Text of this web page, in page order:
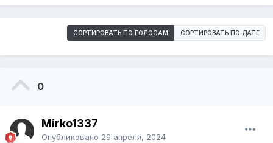
СОРТИРОВАТЬ ПО ГОЛОСАМ СОРТИРОВАТЬ ПО ДАТЕ
0
Mirko1337
Опубликовано 29 апреля, 2024